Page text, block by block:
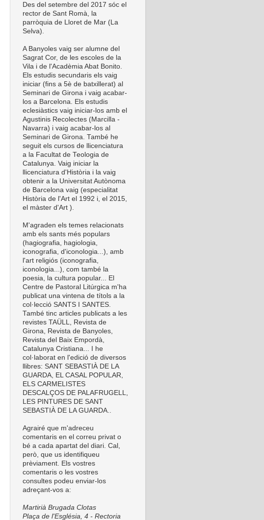
Des del setembre del 2017 sóc el
rector de Sant Romà, la
parròquia de Lloret de Mar (La
Selva).
A Banyoles vaig ser alumne del
Sagrat Cor, de les escoles de la
Vila i de l'Acadèmia Abat Bonito.
Els estudis secundaris els vaig
iniciar (fins a 5è de batxillerat) al
Seminari de Girona i vaig acabar-
los a Barcelona. Els estudis
eclesiàstics vaig iniciar-los amb el
Agustinis Recolectes (Marcilla -
Navarra) i vaig acabar-los al
Seminari de Girona. També he
seguit els cursos de llicenciatura
a la Facultat de Teologia de
Catalunya. Vaig iniciar la
llicenciatura d'Història i la vaig
obtenir a la Universitat Autònoma
de Barcelona vaig (especialitat
Història de l'Art el 1992 i, el 2015,
el màster d'Art ).
M'agraden els temes relacionats
amb els sants més populars
(hagiografia, hagiologia,
iconografia, d'iconologia...), amb
l'art religiós (iconografia,
iconologia...), com també la
poesia, la cultura popular... El
Centre de Pastoral Litúrgica m'ha
publicat una vintena de títols a la
col·lecció SANTS I SANTES.
També tinc articles publicats a les
revistes TAÜLL, Revista de
Girona, Revista de Banyoles,
Revista del Baix Empordà,
Catalunya Cristiana... I he
col·laborat en l'edició de diversos
llibres: SANT SEBASTIÀ DE LA
GUARDA, EL CASAL POPULAR,
ELS CARMELISTES
DESCALÇOS DE PALAFRUGELL,
LES PINTURES DE SANT
SEBASTIÀ DE LA GUARDA..
Agrairé que m'adreceu
comentaris en el correu privat o
bé a cada apartat del diari. Cal,
però, que us identifiqueu
prèviament. Els vostres
comentaris o les vostres
consultes podeu enviar-los
adreçant-vos a:
Martirià Brugada Clotas
Plaça de l'Església, 4 - Rectoria